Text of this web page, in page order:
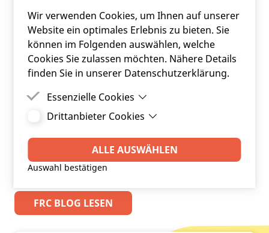
Wir verwenden Cookies, um Ihnen auf unserer
Website ein optimales Erlebnis zu bieten. Sie
können im Folgenden auswählen, welche
Cookies Sie zulassen möchten. Nähere Details
finden Sie in unserer Datenschutzerklärung.
Essenzielle Cookies
Essenzielle Cookies sind Cookies, welche für die
benötigt werden.
Drittanbieter Cookies
Drittanbieter Cookies sind Cookies, die
Drittanbieter-Software setzt, um Funktionen wie
Google Maps zu ermöglichen.
ALLE AUSWÄHLEN
Auswahl bestätigen
FRC BLOG LESEN